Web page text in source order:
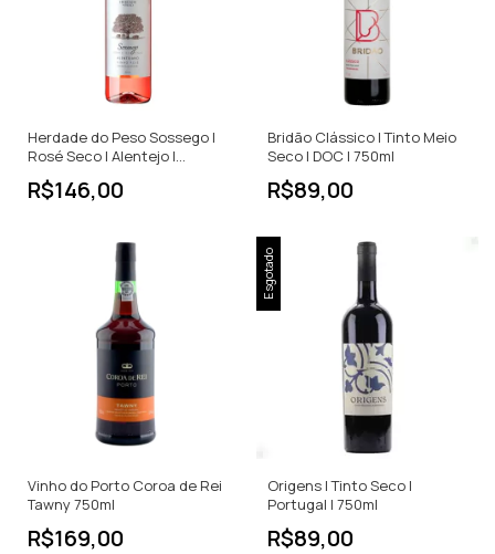
Herdade do Peso Sossego |
Rosé Seco | Alentejo |
R$146,00
Bridão Clássico | Tinto Meio
Seco | DOC | 750ml
R$89,00
Vinho do Porto Coroa de Rei
Tawny 750ml
R$169,00
Esgotado
Origens | Tinto Seco |
Portugal | 750ml
R$89,00